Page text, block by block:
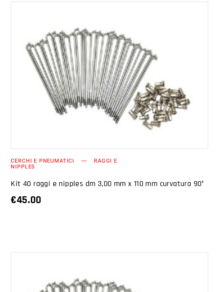
AGGIUNGI AL CARRELLO
CERCHI E PNEUMATICI RAGGI E
NIPPLES
Kit 40 raggi e nipples dm 3,00 mm x 110 mm curvatura 90°
€45.00